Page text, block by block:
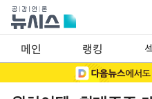
메인 랭킹